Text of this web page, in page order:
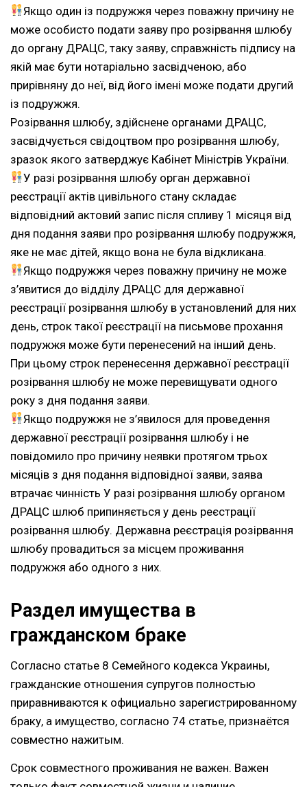
Якщо один із подружжя через поважну причину не
може особисто подати заяву про розірвання шлюбу
до органу ДРАЦС, таку заяву, справжність підпису на
якій має бути нотаріально засвідченою, або
прирівняну до неї, від його імені може подати другий
із подружжя.
Розірвання шлюбу, здійснене органами ДРАЦС,
засвідчується свідоцтвом про розірвання шлюбу,
зразок якого затверджує Кабінет Міністрів України.
У разі розірвання шлюбу орган державної
реєстрації актів цивільного стану складає
відповідний актовий запис після спливу 1 місяця від
дня подання заяви про розірвання шлюбу подружжя,
яке не має дітей, якщо вона не була відкликана.
Якщо подружжя через поважну причину не може
з’явитися до відділу ДРАЦС для державної
реєстрації розірвання шлюбу в установлений для них
день, строк такої реєстрації на письмове прохання
подружжя може бути перенесений на інший день.
При цьому строк перенесення державної реєстрації
розірвання шлюбу не може перевищувати одного
року з дня подання заяви.
Якщо подружжя не з’явилося для проведення
державної реєстрації розірвання шлюбу і не
повідомило про причину неявки протягом трьох
місяців з дня подання відповідної заяви, заява
втрачає чинність У разі розірвання шлюбу органом
ДРАЦС шлюб припиняється у день реєстрації
розірвання шлюбу. Державна реєстрація розірвання
шлюбу провадиться за місцем проживання
подружжя або одного з них.
Раздел имущества в
гражданском браке
Согласно статье 8 Семейного кодекса Украины,
гражданские отношения супругов полностью
приравниваются к официально зарегистрированному
браку, а имущество, согласно 74 статье, признаётся
совместно нажитым.
Срок совместного проживания не важен. Важен